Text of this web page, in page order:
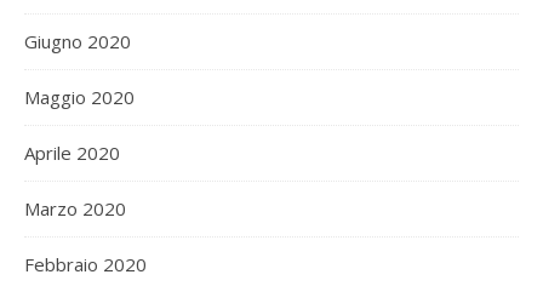
Giugno 2020
Maggio 2020
Aprile 2020
Marzo 2020
Febbraio 2020